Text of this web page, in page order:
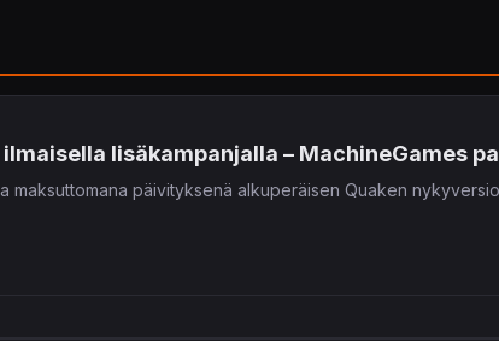
lisäkampanjalla – MachineGames
maksuttomana päivityksenä alkuperäisen Quaken